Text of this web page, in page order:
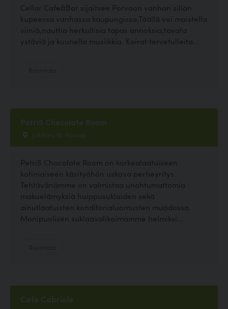
Cellar Cafe&Bar sijaitsee Porvoon vanhan sillan
kupeessa vanhassa kaupungissa.Täällä voi maistella
viiniä,nauttia herkullisia tapas annoksia,tavata
ystäviä ja kuunella musiikkia. Koirat tervetulleita...
PetriS Chocolate Room
Jokikatu 16, Porvoo
PetriS Chocolate Room on korkealaatuiseen
kotimaiseen käsityöhön uskova perheyritys.
Tehtävänämme on valmistaa unohtumattomia
makuelämyksiä huippusuklaiden sekä
ainutlaatuisten konditorialuomusten muodossa.
Monipuolisen suklaavalikoimamme helmiksi...
Cafe Cabriole